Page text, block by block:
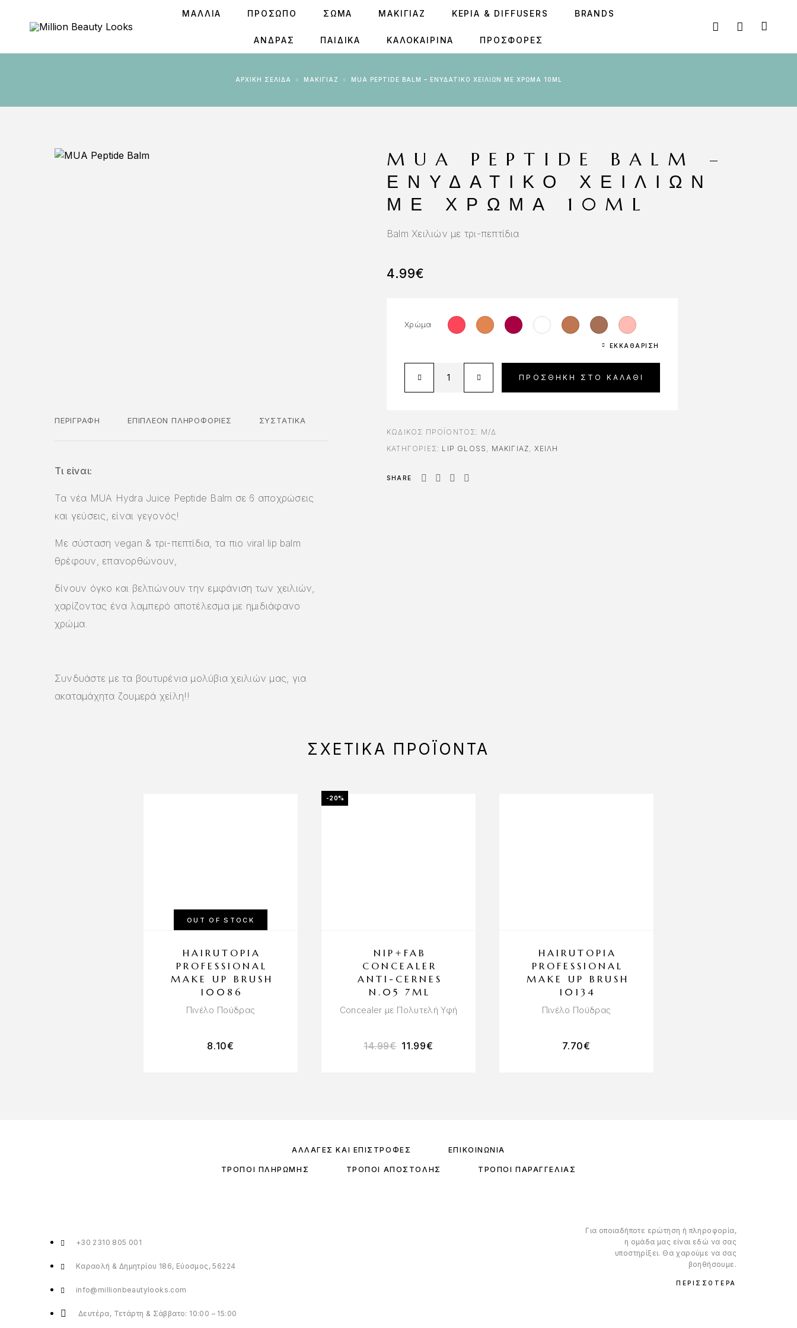
ΜΑΛΛΙΑ ΠΡΟΣΩΠΟ ΣΩΜΑ ΜΑΚΙΓΙΑΖ ΚΕΡΙΆ & DIFFUSERS BRANDS
ΆΝΔΡΑΣ ΠΑΙΔΙΚΑ ΚΑΛΟΚΑΙΡΙΝΑ ΠΡΟΣΦΟΡΕΣ
ΑΡΧΙΚΉ ΣΕΛΊΔΑ ΜΑΚΙΓΙΑΖ MUA PEPTIDE BALM – ΕΝΥΔΑΤΙΚΌ ΧΕΙΛΙΏΝ ΜΕ ΧΡΏΜΑ 10ML
ΠΕΡΙΓΡΑΦΉ ΕΠΙΠΛΈΟΝ ΠΛΗΡΟΦΟΡΊΕΣ ΣΥΣΤΑΤΙΚΆ
Τι είναι:
Τα νέα MUA Hydra Juice Peptide Balm σε 6 αποχρώσεις
και γεύσεις, είναι γεγονός!
Με σύσταση vegan & τρι-πεπτίδια, τα πιο viral lip balm
θρέφουν, επανορθώνουν,
δίνουν όγκο και βελτιώνουν την εμφάνιση των χειλιών,
χαρίζοντας ένα λαμπερό αποτέλεσμα με ημιδιάφανο
χρώμα.
Συνδυάστε με τα βουτυρένια μολύβια χειλιών μας, για
ακαταμάχητα ζουμερά χείλη!!
MUA PEPTIDE BALM –
ΕΝΥΔΑΤΙΚΌ ΧΕΙΛΙΏΝ
ΜΕ ΧΡΏΜΑ 10ML
Balm Χειλιών με τρι-πεπτίδια
4.99€
Χρώμα
ΕΚΚΑΘΆΡΙΣΗ
ΠΡΟΣΘΉΚΗ ΣΤΟ ΚΑΛΆΘΙ
ΚΩΔΙΚΌΣ ΠΡΟΪΌΝΤΟΣ: Μ/Δ
ΚΑΤΗΓΟΡΊΕΣ: LIP GLOSS , ΜΑΚΙΓΙΑΖ, ΧΕΊΛΗ
SHARE
ΣΧΕΤΙΚΆ ΠΡΟΪΌΝΤΑ
OUT OF STOCK
HAIRUTOPIA
PROFESSIONAL
MAKE UP BRUSH
10086
Πινέλο Πούδρας
8.10€
-20%
NIP+FAB
CONCEALER
ANTI-CERNES
N.05 7ML
Concealer με Πολυτελή Υφή
14.99€ 11.99€
HAIRUTOPIA
PROFESSIONAL
MAKE UP BRUSH
10134
Πινέλο Πούδρας
7.70€
ΑΛΛΑΓΈΣ ΚΑΙ ΕΠΙΣΤΡΟΦΈΣ ΕΠΙΚΟΙΝΩΝΊΑ
ΤΡΌΠΟΙ ΠΛΗΡΩΜΉΣ ΤΡΌΠΟΙ ΑΠΟΣΤΟΛΉΣ ΤΡΌΠΟΙ ΠΑΡΑΓΓΕΛΊΑΣ
+30 2310 805 001
Καραολή & Δημητρίου 186, Εύοσμος, 56224
info@millionbeautylooks.com
Δευτέρα, Τετάρτη & Σάββατο: 10:00 – 15:00
Για οποιαδήποτε ερώτηση ή πληροφορία,
η ομάδα μας είναι εδώ να σας
υποστηρίξει. Θα χαρούμε να σας
βοηθήσουμε.
ΠΕΡΙΣΣΌΤΕΡΑ